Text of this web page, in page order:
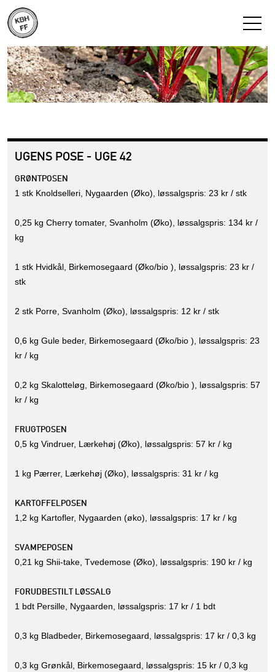
UGENS POSE - UGE 42
GRØNTPOSEN
1 stk Knoldselleri, Nygaarden (Øko), løssalgspris: 23 kr / stk
0,25 kg Cherry tomater, Svanholm (Øko), løssalgspris: 134 kr /
kg
1 stk Hvidkål, Birkemosegaard (Øko/bio ), løssalgspris: 23 kr /
stk
2 stk Porre, Svanholm (Øko), løssalgspris: 12 kr / stk
0,6 kg Gule beder, Birkemosegaard (Øko/bio ), løssalgspris: 23
kr / kg
0,2 kg Skalotteløg, Birkemosegaard (Øko/bio ), løssalgspris: 57
kr / kg
FRUGTPOSEN
0,5 kg Vindruer, Lærkehøj (Øko), løssalgspris: 57 kr / kg
1 kg Pærrer, Lærkehøj (Øko), løssalgspris: 31 kr / kg
KARTOFFELPOSEN
1,2 kg Kartofler, Nygaarden (øko), løssalgspris: 17 kr / kg
SVAMPEPOSEN
0,21 kg Shii-take, Tvedemose (Øko), løssalgspris: 190 kr / kg
FORUDBESTILT LØSSALG
1 bdt Persille, Nygaarden, løssalgspris: 17 kr / 1 bdt
0,3 kg Bladbeder, Birkemosegaard, løssalgspris: 17 kr / 0,3 kg
0,3 kg Grønkål, Birkemosegaard, løssalgspris: 15 kr / 0,3 kg